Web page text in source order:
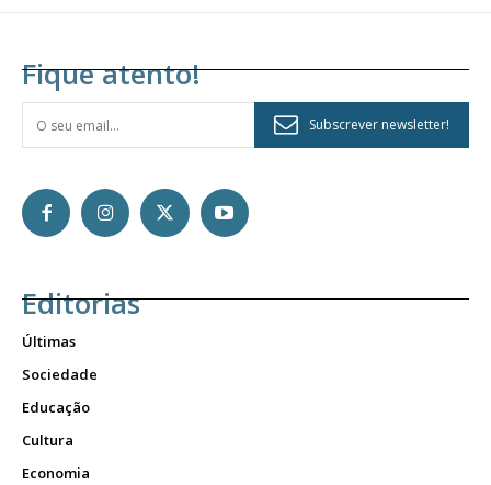
Fique atento!
Subscrever newsletter!
Editorias
Últimas
Sociedade
Educação
Cultura
Economia